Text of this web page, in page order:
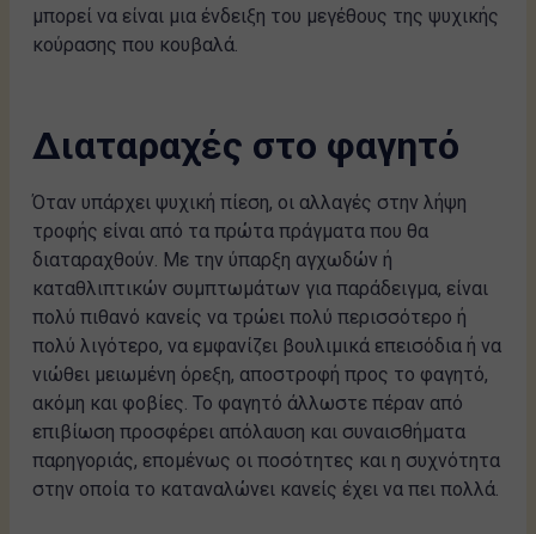
μπορεί να είναι μια ένδειξη του μεγέθους της ψυχικής
κούρασης που κουβαλά.
Διαταραχές στο φαγητό
Όταν υπάρχει ψυχική πίεση, οι αλλαγές στην λήψη
τροφής είναι από τα πρώτα πράγματα που θα
διαταραχθούν. Με την ύπαρξη αγχωδών ή
καταθλιπτικών συμπτωμάτων για παράδειγμα, είναι
πολύ πιθανό κανείς να τρώει πολύ περισσότερο ή
πολύ λιγότερο, να εμφανίζει βουλιμικά επεισόδια ή να
νιώθει μειωμένη όρεξη, αποστροφή προς το φαγητό,
ακόμη και φοβίες. Το φαγητό άλλωστε πέραν από
επιβίωση προσφέρει απόλαυση και συναισθήματα
παρηγοριάς, επομένως οι ποσότητες και η συχνότητα
στην οποία το καταναλώνει κανείς έχει να πει πολλά.